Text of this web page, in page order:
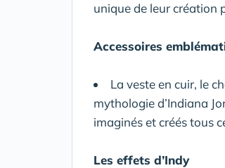
unique de leur création
Accessoires
La veste en cuir, le
mythologie d’Indiana
imaginés et créés tous
Les effets d’Indy